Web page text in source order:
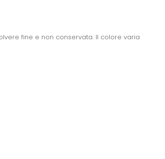
fine e non conservata. Il colore varia